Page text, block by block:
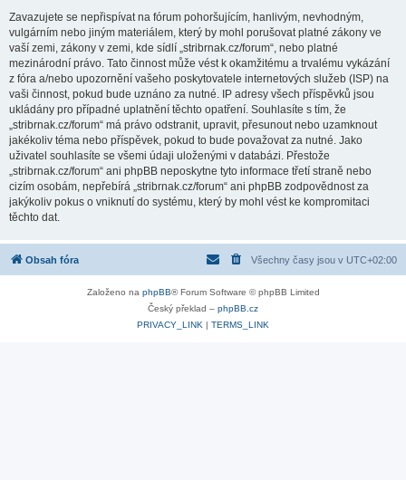
Zavazujete se nepřispívat na fórum pohoršujícím, hanlivým, nevhodným,
vulgárním nebo jiným materiálem, který by mohl porušovat platné zákony ve
vaší zemi, zákony v zemi, kde sídlí „stribrnak.cz/forum“, nebo platné
mezinárodní právo. Tato činnost může vést k okamžitému a trvalému vykázání
z fóra a/nebo upozornění vašeho poskytovatele internetových služeb (ISP) na
vaši činnost, pokud bude uznáno za nutné. IP adresy všech příspěvků jsou
ukládány pro případné uplatnění těchto opatření. Souhlasíte s tím, že
„stribrnak.cz/forum“ má právo odstranit, upravit, přesunout nebo uzamknout
jakékoliv téma nebo příspěvek, pokud to bude považovat za nutné. Jako
uživatel souhlasíte se všemi údaji uloženými v databázi. Přestože
„stribrnak.cz/forum“ ani phpBB neposkytne tyto informace třetí straně nebo
cizím osobám, nepřebírá „stribrnak.cz/forum“ ani phpBB zodpovědnost za
jakýkoliv pokus o vniknutí do systému, který by mohl vést ke kompromitaci
těchto dat.
Obsah fóra Všechny časy jsou v UTC+02:00
Založeno na phpBB® Forum Software © phpBB Limited
Český překlad – phpBB.cz
PRIVACY_LINK | TERMS_LINK